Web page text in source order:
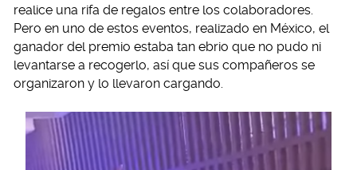
realice una rifa de regalos entre los colaboradores.
Pero en uno de estos eventos, realizado en México, el
ganador del premio estaba tan ebrio que no pudo ni
levantarse a recogerlo, así que sus compañeros se
organizaron y lo llevaron cargando.